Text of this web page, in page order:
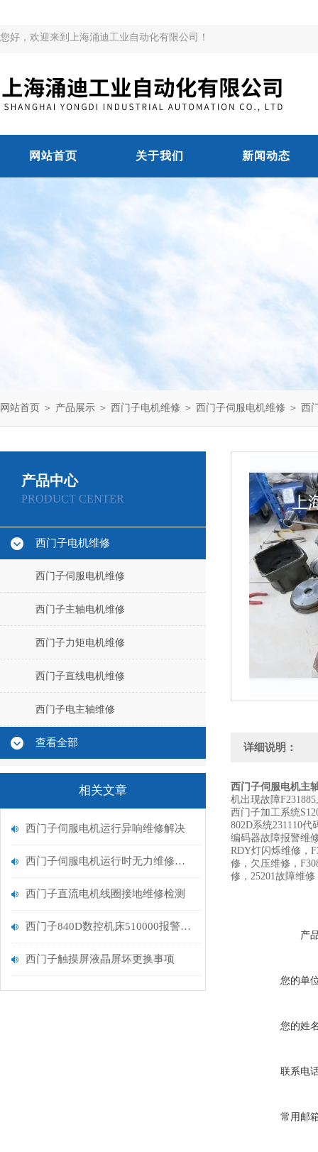
您好，欢迎来到上海涌迪工业自动化有限公司！
网站首页 关于我们 新闻动态
网站首页 ＞ 产品展示 ＞ 西门子电机维修 ＞ 西门子伺服电机维修 ＞ 西
产品中心
PRODUCT CENTER
西门子电机维修
西门子伺服电机维修
西门子主轴电机维修
西门子力矩电机维修
西门子直线电机维修
西门子电主轴维修
查看全部
相关文章
西门子伺服电机运行异响维修解决
西门子伺服电机运行时无力维修解决
西门子直流电机线圈接地维修检测
西门子840D数控机床510000报警611D未准备好排查
西门子触摸屏液晶屏坏更换事项
详细说明：
西门子伺服电机主
机出现故障
西门子加工系统
802D系统231110代
编码器故障报警维
RDY灯闪烁维修，
修，欠压维修，
修，25201故障维
产
您的单
您的姓
联系电
常用邮